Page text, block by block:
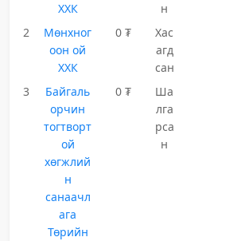
ХХК
н
2
Мөнхног
оон ой
ХХК
0 ₮
Хас
агд
сан
3
Байгаль
орчин
тогтворт
ой
хөгжлий
н
санаачл
ага
Төрийн
0 ₮
Ша
лга
рса
н